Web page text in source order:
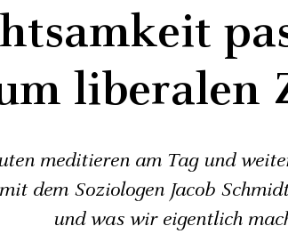
liberalen
meditieren am Tag und
dem Soziologen Jacob
und was wir eigentlich